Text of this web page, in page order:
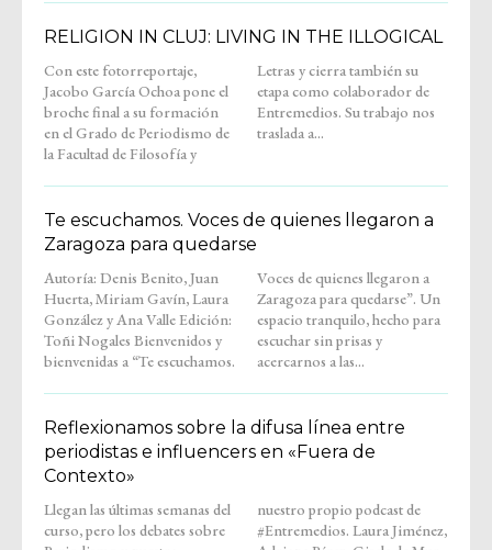
RELIGION IN CLUJ: LIVING IN THE ILLOGICAL
Con este fotorreportaje,
Jacobo García Ochoa pone el
broche final a su formación
en el Grado de Periodismo de
la Facultad de Filosofía y
Letras y cierra también su
etapa como colaborador de
Entremedios. Su trabajo nos
traslada a...
Te escuchamos. Voces de quienes llegaron a
Zaragoza para quedarse
Autoría: Denis Benito, Juan
Huerta, Miriam Gavín, Laura
González y Ana Valle Edición:
Toñi Nogales Bienvenidos y
bienvenidas a “Te escuchamos.
Voces de quienes llegaron a
Zaragoza para quedarse”. Un
espacio tranquilo, hecho para
escuchar sin prisas y
acercarnos a las...
Reflexionamos sobre la difusa línea entre
periodistas e influencers en «Fuera de
Contexto»
Llegan las últimas semanas del
curso, pero los debates sobre
nuestro propio podcast de
#Entremedios. Laura Jiménez,